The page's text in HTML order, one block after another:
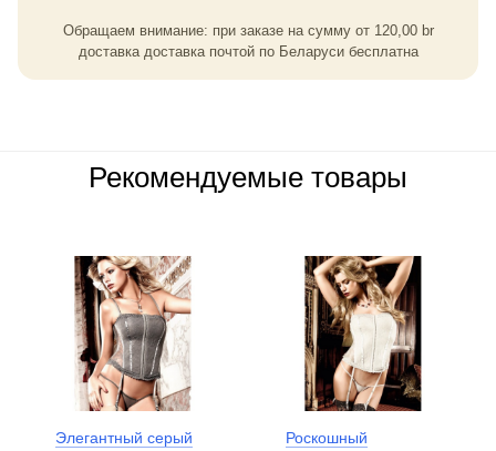
Обращаем внимание: при заказе на сумму от 120,00 br
доставка доставка почтой по Беларуси бесплатна
Рекомендуемые товары
Элегантный серый
Роскошный